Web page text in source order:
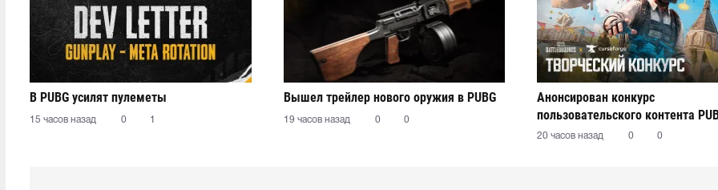
В PUBG усилят пулеметы
15 часов назад 0 1
Вышел трейлер нового оружия в PUBG
19 часов назад 0 0
Анонсирован конкурс
пользовательского контента
20 часов назад 0 0